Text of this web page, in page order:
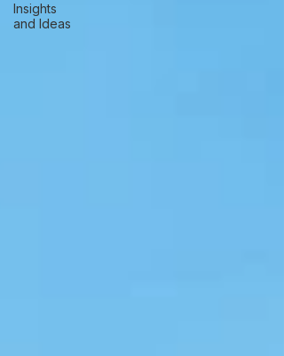
Insights
and Ideas